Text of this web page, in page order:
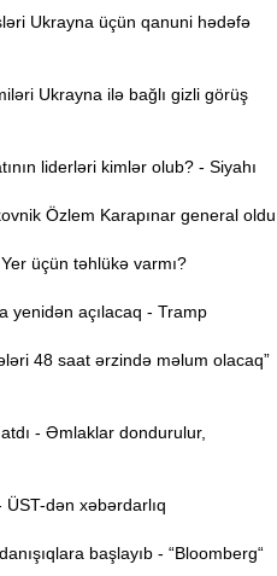
Ukrayna üçün qanuni hədəfə
Ukrayna ilə bağlı gizli görüş
liderləri kimlər olub? - Siyahı
Özlem Karapınar general oldu
üçün təhlükə varmı?
yenidən açılacaq - Tramp
48 saat ərzində məlum olacaq”
- Əmlaklar dondurulur,
dən xəbərdarlıq
başlayıb - “Bloomberg“